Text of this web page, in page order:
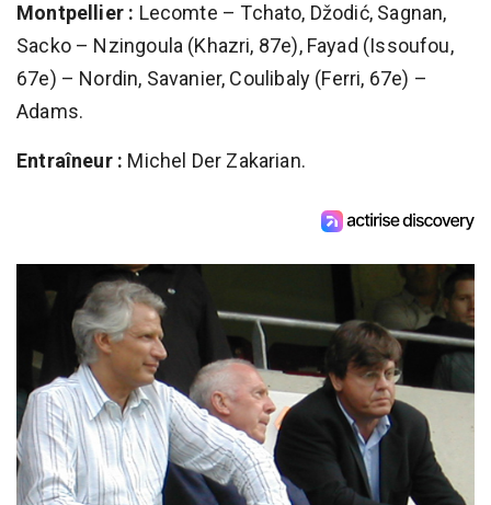
Montpellier : Lecomte – Tchato, Džodić, Sagnan,
Sacko – Nzingoula (Khazri, 87e), Fayad (Issoufou,
67e) – Nordin, Savanier, Coulibaly (Ferri, 67e) –
Adams.
Entraîneur : Michel Der Zakarian.